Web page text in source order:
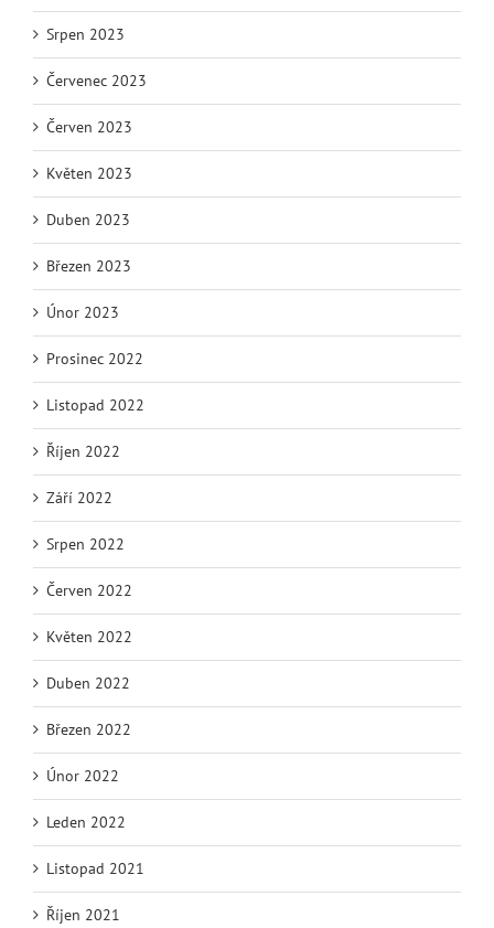
Srpen 2023
Červenec 2023
Červen 2023
Květen 2023
Duben 2023
Březen 2023
Únor 2023
Prosinec 2022
Listopad 2022
Říjen 2022
Září 2022
Srpen 2022
Červen 2022
Květen 2022
Duben 2022
Březen 2022
Únor 2022
Leden 2022
Listopad 2021
Říjen 2021